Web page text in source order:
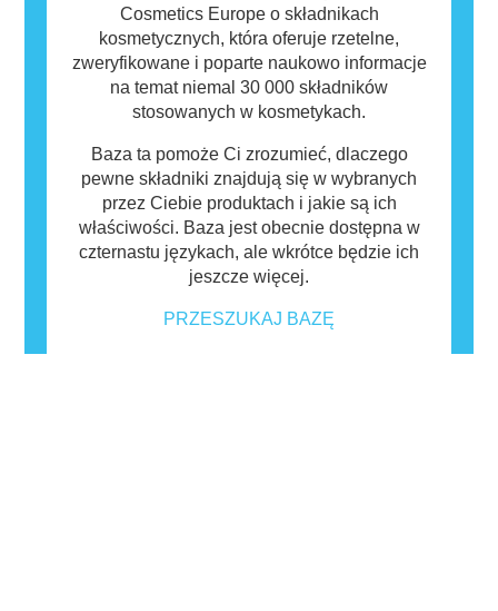
Cosmetics Europe o składnikach
kosmetycznych, która oferuje rzetelne,
zweryfikowane i poparte naukowo informacje
na temat niemal 30 000 składników
stosowanych w kosmetykach.
Baza ta pomoże Ci zrozumieć, dlaczego
pewne składniki znajdują się w wybranych
przez Ciebie produktach i jakie są ich
właściwości. Baza jest obecnie dostępna w
czternastu językach, ale wkrótce będzie ich
jeszcze więcej.
PRZESZUKAJ BAZĘ